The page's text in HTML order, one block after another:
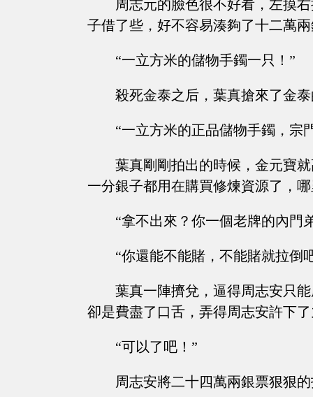
周志元的臉色很不好看，左摸
子借了些，好不容易湊夠了十二萬
“一立方米的儲物手鐲一只！”
殺死金泰之后，葉真搶來了金
“一立方米的正品儲物手鐲，宗
葉真剛剛拍出的時候，金元寶
一分銀子都用在購買修煉資源了，
“拿不出來？你一個老牌的內門
“你還能不能賭，不能賭就拉倒
葉真一陣擠兌，逼得周志安只
卻是費盡了口舌，弄得周志安許下
“可以了吧！”
周志安將二十四萬兩銀票狠狠